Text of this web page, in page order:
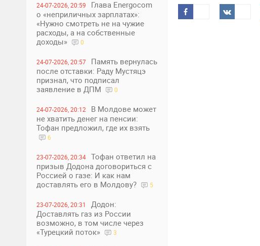
24-07-2026, 20:59
Глава Energocom
о «неприличных зарплатах»:
«Нужно смотреть не на чужие
расходы, а на собственные
доходы»
0
24-07-2026, 20:57
Память вернулась
после отставки: Раду Мустяцэ
признал, что подписал
заявление в ДПМ
0
24-07-2026, 20:12
В Молдове может
не хватить денег на пенсии:
Тофан предложил, где их взять
6
23-07-2026, 20:34
Тофан ответил на
призыв Додона договориться с
Россией о газе: И как нам
доставлять его в Молдову?
5
23-07-2026, 20:31
Додон:
Доставлять газ из России
возможно, в том числе через
«Турецкий поток»
3